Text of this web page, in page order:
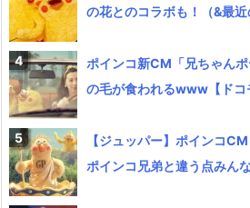
の花とのコラボも！（&最近
ポインコ新CM「兄ちゃん
の毛が食われるwww【ドコ
【ジュッパー】ポインコ
ポインコ兄弟と違う点みん